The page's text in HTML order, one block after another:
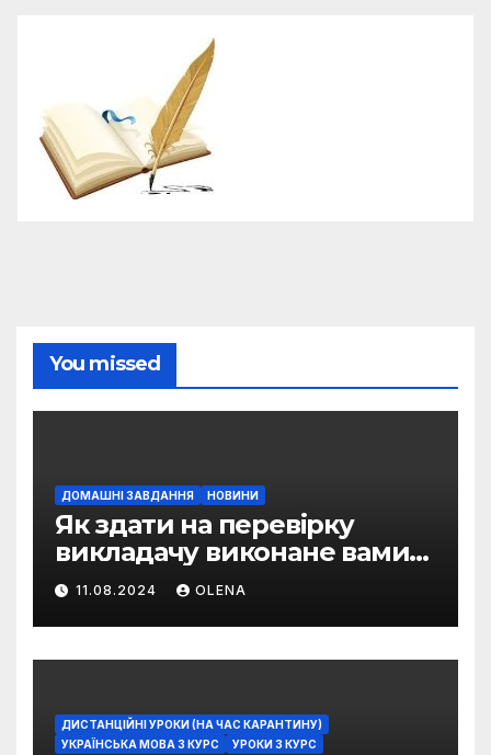
You missed
ДОМАШНІ ЗАВДАННЯ НОВИНИ
Як здати на перевірку
викладачу виконане вами
домашнє завдання
11.08.2024 OLENA
ДИСТАНЦІЙНІ УРОКИ (НА ЧАС КАРАНТИНУ)
УКРАЇНСЬКА МОВА 3 КУРС
УРОКИ 3 КУРС